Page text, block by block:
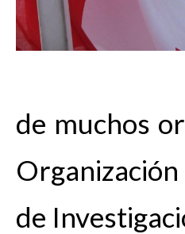
de muchos
de